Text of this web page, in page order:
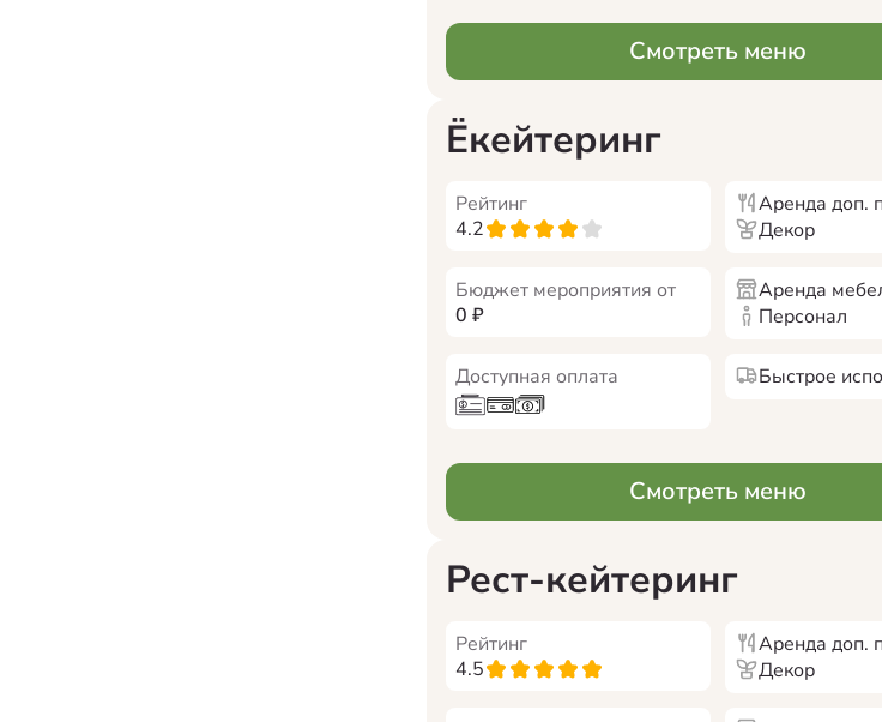
Смотреть меню
Ёкейтеринг
Рейтинг
4.2
Аренда доп.
Декор
Бюджет мероприятия от
0 ₽
Аренда
Персонал
Доступная оплата Быстрое
Смотреть меню
Рест-кейтеринг
Рейтинг
4.5
Аренда доп.
Декор